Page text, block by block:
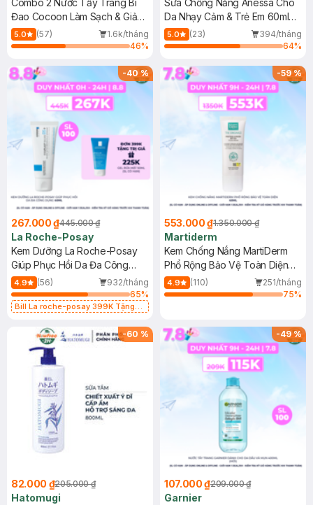
Combo 2 Nước Tẩy Trang Bí
Đao Cocoon Làm Sạch & Giảm
Dầu 500ml
5.0 (57)
1.6k/tháng
46%
Sữa Chống Nắng Anessa Cho
Da Nhạy Cảm & Trẻ Em 60ml
(Mới)
5.0 (23)
394/tháng
64%
-40%
267.000 ₫445.000 ₫
La Roche-Posay
Kem Dưỡng La Roche-Posay
Giúp Phục Hồi Da Đa Công
Dụng 40ml
4.9 (56)
932/tháng
65%
Bill La roche-posay 399K Tặng
(SL có hạn)
-59%
553.000 ₫1.350.000 ₫
Martiderm
Kem Chống Nắng MartiDerm
Phổ Rộng Bảo Vệ Toàn Diện
40ml
4.9 (110)
251/tháng
75%
-60 %
82.000 ₫205.000 ₫
Hatomugi
-49%
107.000 ₫209.000 ₫
Garnier